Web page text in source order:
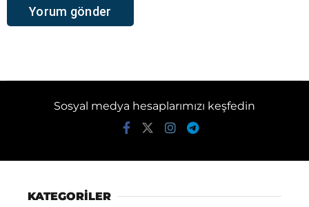
Sosyal medya hesaplarımızı keşfedin
KATEGORİLER